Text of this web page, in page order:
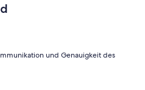
und Genauigkeit des